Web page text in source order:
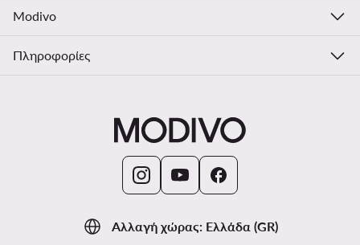
Αλλαγή χώρας: Ελλάδα (GR)
Modivo
Πληροφορίες